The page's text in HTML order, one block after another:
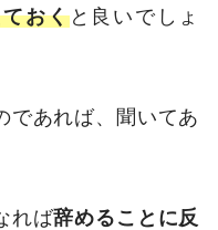
おくと良いでしょ
であれば、聞いてあ
れば辞めることに反